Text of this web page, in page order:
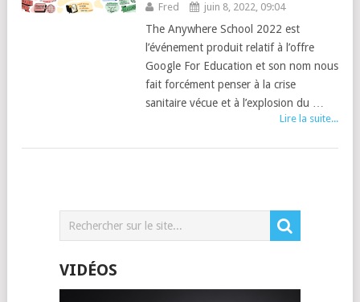
Fred juin 8, 2022, 09:04
The Anywhere School 2022 est
l’événement produit relatif à l’offre
Google For Education et son nom nous
fait forcément penser à la crise
sanitaire vécue et à l’explosion du …
Lire la suite...
VIDÉOS